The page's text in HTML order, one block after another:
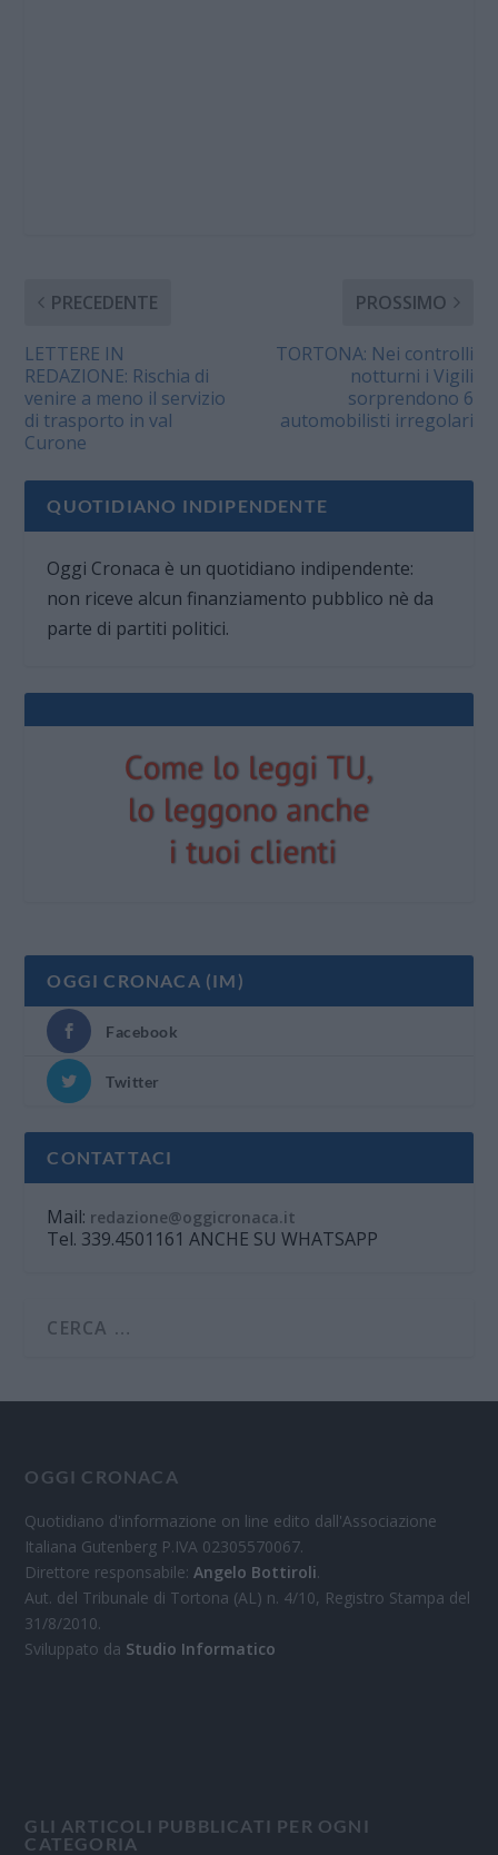
PRECEDENTE
LETTERE IN
REDAZIONE: Rischia di
venire a meno il servizio
di trasporto in val
Curone
PROSSIMO
TORTONA: Nei controlli
notturni i Vigili
sorprendono 6
automobilisti irregolari
QUOTIDIANO INDIPENDENTE
Oggi Cronaca è un quotidiano indipendente:
non riceve alcun finanziamento pubblico nè da
parte di partiti politici.
OGGI CRONACA (IM)
Facebook
Twitter
CONTATTACI
Mail: redazione@oggicronaca.it
Tel. 339.4501161 ANCHE SU WHATSAPP
OGGI CRONACA
Quotidiano d'informazione on line edito dall'Associazione
Italiana Gutenberg P.IVA 02305570067.
Direttore responsabile:Angelo Bottiroli.
Aut. del Tribunale di Tortona (AL) n. 4/10, Registro Stampa del
31/8/2010.
Sviluppato da Studio Informatico
GLI ARTICOLI PUBBLICATI PER OGNI
CATEGORIA